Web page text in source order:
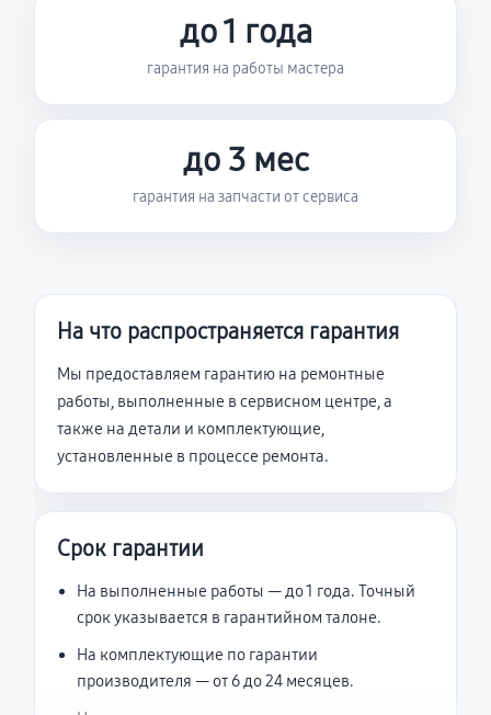
до 1 года
гарантия на работы мастера
до 3 мес
гарантия на запчасти от сервиса
На что распространяется гарантия
Мы предоставляем гарантию на ремонтные
работы, выполненные в сервисном центре, а
также на детали и комплектующие,
установленные в процессе ремонта.
Срок гарантии
На выполненные работы — до 1 года. Точный
срок указывается в гарантийном талоне.
На комплектующие по гарантии
производителя — от 6 до 24 месяцев.